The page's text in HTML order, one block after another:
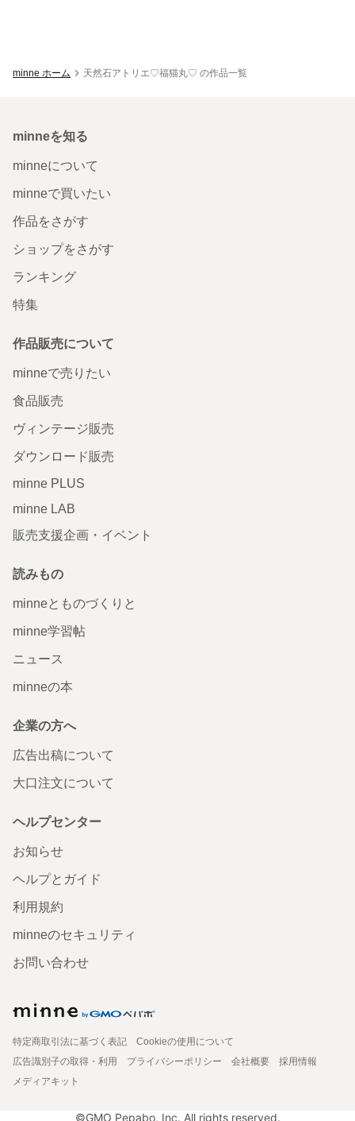
minne ホーム 天然石アトリエ♡福猫丸♡ の作品一覧
minneを知る
minneについて
minneで買いたい
作品をさがす
ショップをさがす
ランキング
特集
作品販売について
minneで売りたい
食品販売
ヴィンテージ販売
ダウンロード販売
minne PLUS
minne LAB
販売支援企画・イベント
読みもの
minneとものづくりと
minne学習帖
ニュース
minneの本
企業の方へ
広告出稿について
大口注文について
ヘルプセンター
お知らせ
ヘルプとガイド
利用規約
minneのセキュリティ
お問い合わせ
特定商取引法に基づく表記
Cookieの使用について
広告識別子の取得・利用
プライバシーポリシー 会社概要
採用情報
メディアキット
©GMO Pepabo, Inc. All rights reserved.